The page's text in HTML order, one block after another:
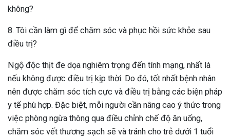
không?
8. Tôi cần làm gì để chăm sóc và phục hồi sức khỏe sau
điều trị?
Ngộ độc thịt đe dọa nghiêm trọng đến tính mạng, nhất là
nếu không được điều trị kịp thời. Do đó, tốt nhất bệnh nhân
nên được chăm sóc tích cực và điều trị bằng các biện pháp
y tế phù hợp. Đặc biệt, mỗi người cần nâng cao ý thức trong
việc phòng ngừa thông qua điều chỉnh chế độ ăn uống,
chăm sóc vết thương sạch sẽ và tránh cho trẻ dưới 1 tuổi